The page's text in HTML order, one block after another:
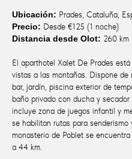
Ubicación: Prades, Cataluña,
Precio: Desde €125 (1 noche)
Distancia desde Olot: 260 km
El aparthotel Xalet De Prades
vistas a las montañas. Dispone
bar, jardín, piscina exterior de
baño privado con ducha y
incluye zona de juegos infantil y
se habilitan rutas para senderismo
monasterio de Poblet se
a 44 km.